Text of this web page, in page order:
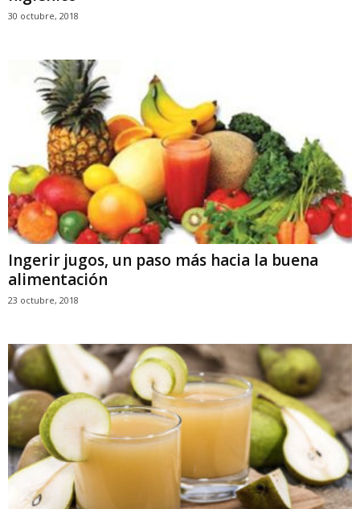
30 octubre, 2018
Ingerir jugos, un paso más hacia la buena
alimentación
23 octubre, 2018